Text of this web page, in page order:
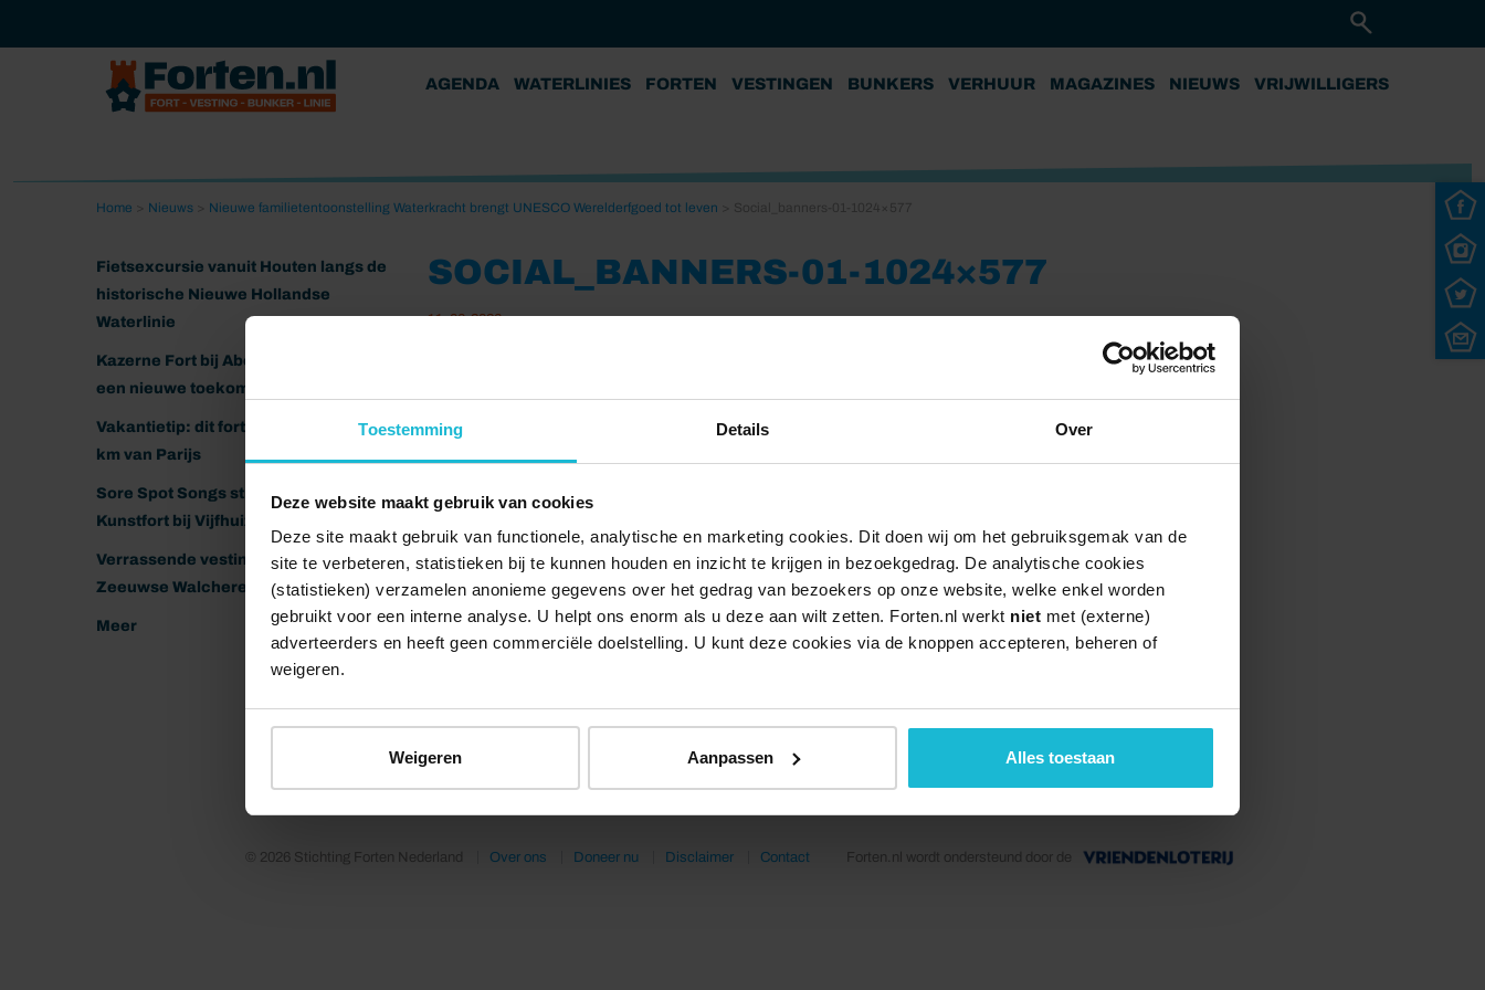
Toestemming Details Over
Deze website maakt gebruik van cookies
Deze site maakt gebruik van functionele, analytische en marketing cookies. Dit doen wij om het gebruiksgemak van de
site te verbeteren, statistieken bij te kunnen houden en inzicht te krijgen in bezoekgedrag. De analytische cookies
(statistieken) verzamelen anonieme gegevens over het gedrag van bezoekers op onze website, welke enkel worden
gebruikt voor een interne analyse. U helpt ons enorm als u deze aan wilt zetten. Forten.nl werkt niet met (externe)
adverteerders en heeft geen commerciële doelstelling. U kunt deze cookies via de knoppen accepteren, beheren of
weigeren.
Weigeren Aanpassen Alles toestaan
AGENDA WATERLINIES FORTEN VESTINGEN BUNKERS VERHUUR MAGAZINES NIEUWS VRIJWILLIGERS
Home Nieuws Nieuwe familietentoonstelling Waterkracht brengt UNESCO Werelderfgoed tot leven
Fietsexcursie vanuit Houten langs de
historische Nieuwe Hollandse
Waterlinie
Kazerne Fort bij Abcoude klaar voor
een nieuwe toekomst
Vakantietip: dit fort ligt nog geen 20
km van Parijs
Sore Spot Songs strijkt neer op het
Kunstfort bij Vijfhuizen
Verrassende vestingen van het
Zeeuwse Walcheren
Meer
SOCIAL_BANNERS-01-1024×577
11-06-2026
© 2026 Stichting Forten Nederland Over ons Doneer nu Disclaimer Contact Forten.nl wordt ondersteund door de